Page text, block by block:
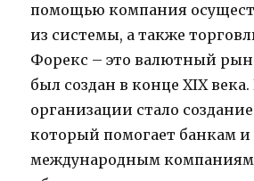
помощью компания
из системы, а также
Форекс – это валютный
был создан в конце XIX
организации стало
который помогает банкам и
международным компаниям